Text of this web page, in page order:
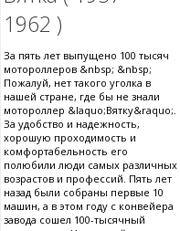
1962 )
За пять лет выпущено 100 тысяч
мотороллеров &nbsp; &nbsp;
Пожалуй, нет такого уголка в
нашей стране, где бы не знали
мотороллер &laquo;Вятку&raquo;.
За удобство и надежность,
хорошую проходимость и
комфортабельность его
полюбили люди самых различных
возрастов и профессий. Пять лет
назад были собраны первые 10
машин, а в этом году с конвейера
завода сошел 100-тысячный